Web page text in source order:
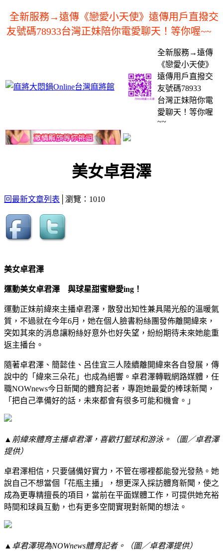
全新服務→遠傳《戀愛小天使》遠傳用戶直撥交
友號碼78933台灣正妹陪你電愛聊天！等你喔~~
全新服務→遠傳
《戀愛小天使》
遠傳用戶直撥交
友號碼78933
台灣正妹陪你電
愛聊天！等你喔
~~
美女卓君澤
回最新文章列表 │瀏覽：1010
美女卓君澤
運動美女卓君澤 與球星甜蜜戀愛ing！
運動正妹前緯來主播卓君澤，散發出知性兼具陽光般的溫暖氣
質，不過就在今年6月，她在個人臉書粉絲團發佈離開緯來，
突如其來的消息讓粉絲好意外也好失望，紛紛期待未來她能重
返主播台。
隨著卓君澤、簡懿佳、呂佳宜三人陸續離開緯來各自發展，傳
說中的「緯來三朵花」也成為絕響。卓君澤轉戰網路媒體，任
職NOWnews今日新聞的體育記者，專跑她最愛的棒球新聞，
「把自己準備好的話，未來都會有很多可能和機會。」
▲前緯來體育主播卓君澤，喜歡打籃球和游泳。（圖／卓君澤
提供）
卓君澤相信，只要儲備好實力，不管在哪裡都能發光發熱。她
說自己不想當個「花瓶主播」，想更深入採訪體育新聞，使之
成為更專精擅長的項目，當前在平面媒體工作，可提供她充裕
時間和球員互動，也有更多空間實現對新聞的想法。
▲卓君澤現為NOWnews體育記者。（圖／卓君澤提供）